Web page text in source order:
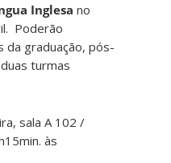
Inglesa no
Poderão
da graduação, pós-
turmas
sala A 102 /
às